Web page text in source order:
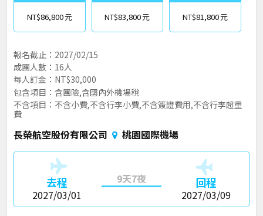
NT$86,800 NT$83,800 NT$81,800
報名截止：2027/02/15
成團人數：16人
每人訂金：NT$30,000
包含項目：含團險,含國內外機場稅
不含項目：不含小費,不含行李小費,不含簽證費用,不含行李超重
費
長榮航空股份有限公司 桃園國際機場
去程
2027/03/01
9天7夜 回程
2027/03/09